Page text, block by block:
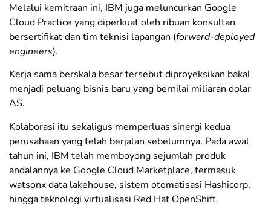
​Melalui kemitraan ini, IBM juga meluncurkan Google
Cloud Practice yang diperkuat oleh ribuan konsultan
bersertifikat dan tim teknisi lapangan (forward-deployed
engineers).
Kerja sama berskala besar tersebut diproyeksikan bakal
menjadi peluang bisnis baru yang bernilai miliaran dolar
AS.
​Kolaborasi itu sekaligus memperluas sinergi kedua
perusahaan yang telah berjalan sebelumnya. Pada awal
tahun ini, IBM telah memboyong sejumlah produk
andalannya ke Google Cloud Marketplace, termasuk
watsonx data lakehouse, sistem otomatisasi Hashicorp,
hingga teknologi virtualisasi Red Hat OpenShift.